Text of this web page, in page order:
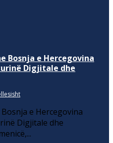
Bosnja e Hercegovina
Digjitale dhe
e Hercegovina
Digjitale dhe